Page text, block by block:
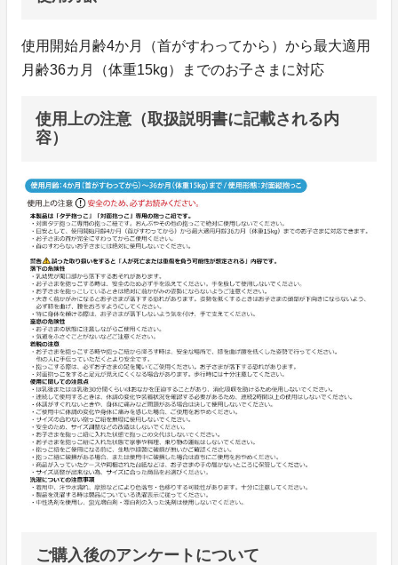
使用開始月齢4か月（首がすわってから）から最大適用
月齢36カ月（体重15kg）までのお子さまに対応
使用上の注意（取扱説明書に記載される内
容）
ご購入後のアンケートについて